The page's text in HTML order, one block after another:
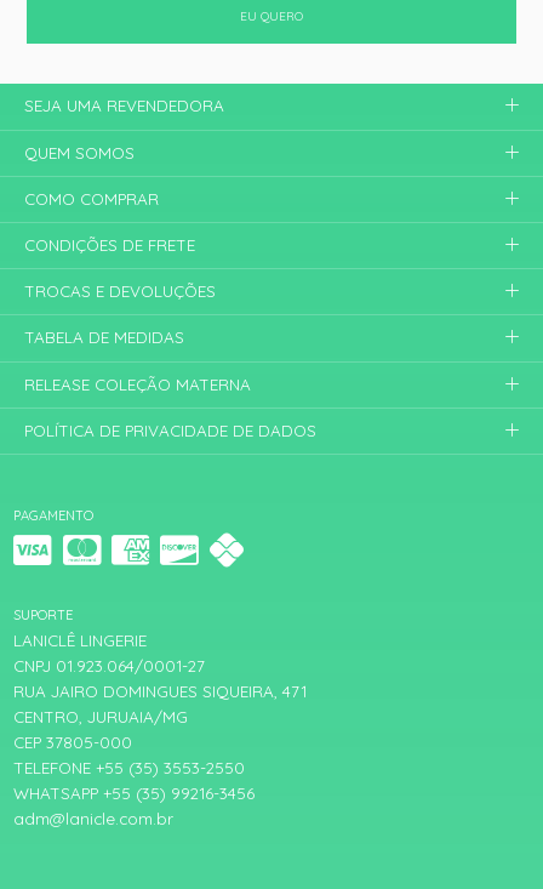
EU QUERO
PAGAMENTO
SUPORTE
LANICLÊ LINGERIE
CNPJ 01.923.064/0001-27
RUA JAIRO DOMINGUES SIQUEIRA, 471
CENTRO, JURUAIA/MG
CEP 37805-000
TELEFONE +55 (35) 3553-2550
WHATSAPP +55 (35) 99216-3456
adm@lanicle.com.br
SEJA UMA REVENDEDORA
QUEM SOMOS
COMO COMPRAR
CONDIÇÕES DE FRETE
TROCAS E DEVOLUÇÕES
TABELA DE MEDIDAS
RELEASE COLEÇÃO MATERNA
POLÍTICA DE PRIVACIDADE DE DADOS